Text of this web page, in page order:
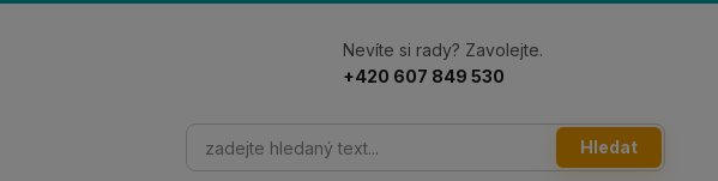
Hledat
Nevíte si rady? Zavolejte.
+420 607 849 530